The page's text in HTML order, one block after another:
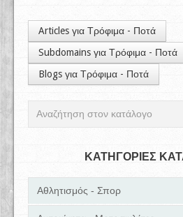
Articles για Τρόφιμα - Ποτά
Subdomains για Τρόφιμα - Ποτά
Blogs για Τρόφιμα - Ποτά
ΚΑΤΗΓΟΡΙΕΣ
Αθλητισμός - Σπορ